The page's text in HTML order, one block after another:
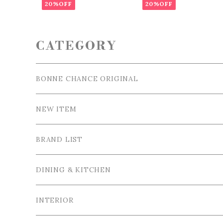
20%OFF 20%OFF
CATEGORY
BONNE CHANCE ORIGINAL
NEW ITEM
BRAND LIST
La Ceramica / ラ・セラミカ
Cutipol / クチポール
DINING & KITCHEN
Tableware / 食器
INTERIOR